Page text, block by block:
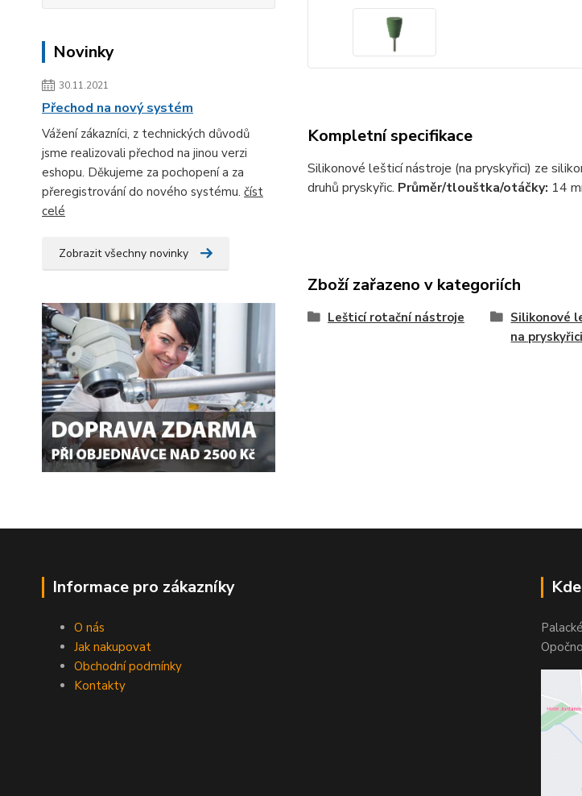
Novinky
30.11.2021
Přechod na nový systém
Vážení zákazníci, z technických důvodů
jsme realizovali přechod na jinou verzi
eshopu. Děkujeme za pochopení a za
přeregistrování do nového systému. číst
celé
Zobrazit všechny novinky
Kompletní specifikace
Silikonové lešticí nástroje (na pryskyřici) ze
druhů pryskyřic. Průměr/tlouštka/otáčky: 14
Zboží zařazeno v kategoriích
Lešticí rotační nástroje
Silikonové
na pryskyřici
Informace pro zákazníky
O nás
Jak nakupovat
Obchodní podmínky
Kontakty